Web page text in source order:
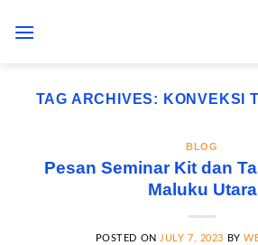
TAG ARCHIVES: KONVEKSI
BLOG
Pesan Seminar Kit dan
Maluku Utara
POSTED ON JULY 7, 2023 BY